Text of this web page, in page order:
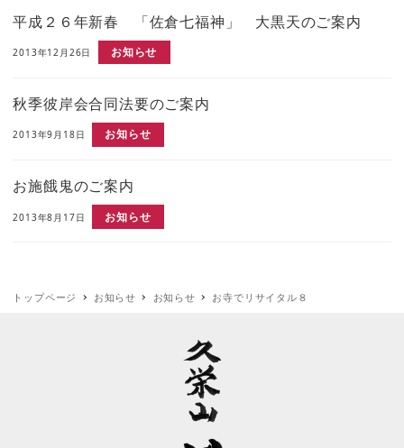
平成２６年新春 「佐倉七福神」 大黒天のご案内
2013年12月26日 お知らせ
秋季彼岸会合同法要のご案内
2013年9月18日 お知らせ
お施餓鬼のご案内
2013年8月17日 お知らせ
トップページ お知らせ お知らせ お寺でリサイタル８